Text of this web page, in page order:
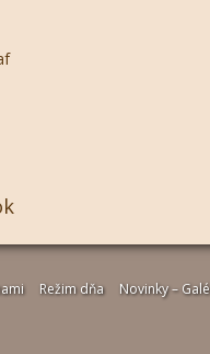
Režim dňa Novinky –